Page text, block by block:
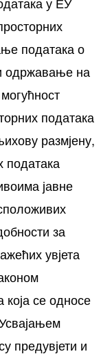
података о
одржавање на
података
размјену,
података
јавне
за
увјета
која се односе
предувјети и